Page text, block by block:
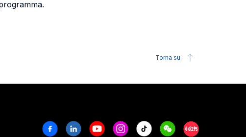
Torna su
FacebookLinkedinYoutubeInstagram
Tiktok WeechatXiaohongshu/